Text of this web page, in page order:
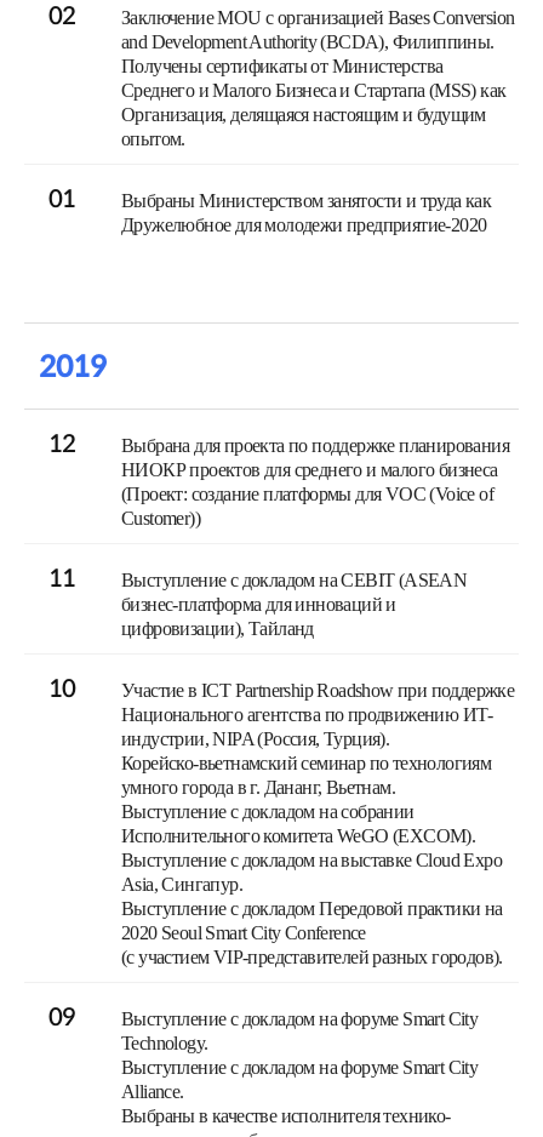
02
Заключение MOU c организацией Bases Conversion
and Development Authority (BCDA), Филиппины.
Получены сертификаты от Министерства
Среднего и Малого Бизнеса и Стартапа (MSS) как
Организация, делящаяся настоящим и будущим
опытом.
01
Выбраны Министерством занятости и труда как
Дружелюбное для молодежи предприятие-2020
2019
12
Выбрана для проекта по поддержке планирования
НИОКР проектов для среднего и малого бизнеса
(Проект: создание платформы для VOC (Voice of
Customer))
11
Выступление с докладом на CEBIT (ASEAN
бизнес-платформа для инноваций и
цифровизации), Тайланд
10
Участие в ICT Partnership Roadshow при поддержке
Национального агентства по продвижению ИТ-
индустрии, NIPA (Россия, Турция).
Корейско-вьетнамский семинар по технологиям
умного города в г. Дананг, Вьетнам.
Выступление с докладом на собрании
Исполнительного комитета WeGO (EXCOM).
Выступление с докладом на выставке Cloud Expo
Asia, Сингапур.
Выступление с докладом Передовой практики на
2020 Seoul Smart City Conference
(с участием VIP-представителей разных городов).
09
Выступление с докладом на форуме Smart City
Technology.
Выступление с докладом на форуме Smart City
Alliance.
Выбраны в качестве исполнителя технико-